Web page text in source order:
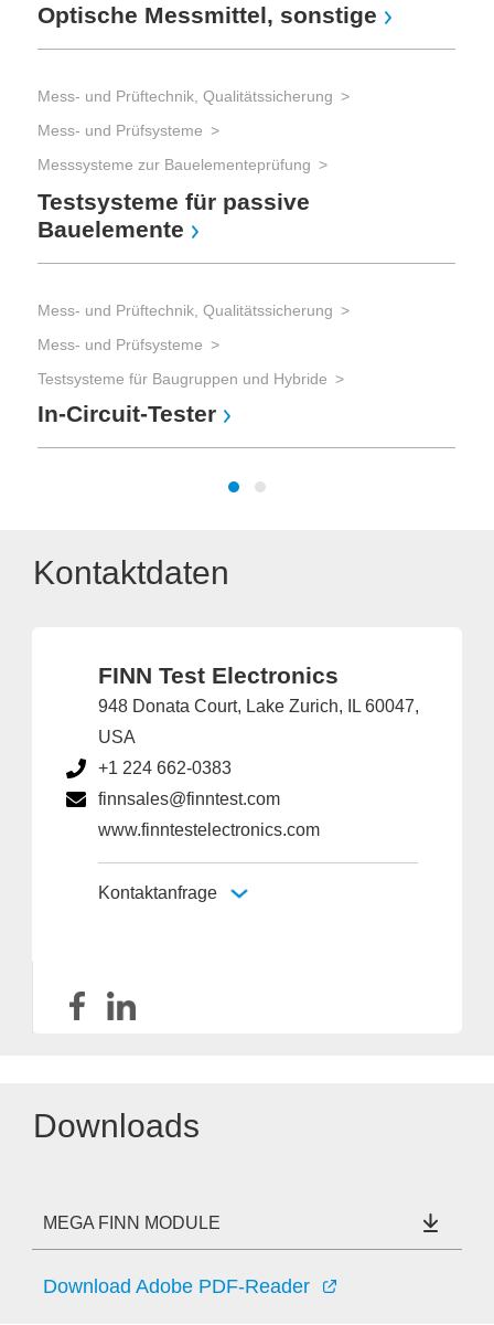
Optische Messmittel, sonstige
Mess- und Prüftechnik, Qualitätssicherung
Mess- und Prüfsysteme
Messsysteme zur Bauelementeprüfung
Testsysteme für passive
Bauelemente
Mess- und Prüftechnik, Qualitätssicherung
Mess- und Prüfsysteme
Testsysteme für Baugruppen und Hybride
In-Circuit-Tester
Kontaktdaten
FINN Test Electronics
948 Donata Court, Lake Zurich, IL 60047,
USA
+1 224 662-0383
finnsales@finntest.com
www.finntestelectronics.com
Kontaktanfrage
Downloads
MEGA FINN MODULE
Download Adobe PDF-Reader